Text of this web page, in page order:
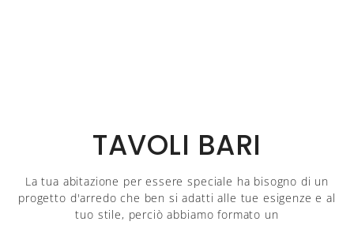
TAVOLI BARI
La tua abitazione per essere speciale ha bisogno di un
progetto d'arredo che ben si adatti alle tue esigenze e al
tuo stile, perciò abbiamo formato un